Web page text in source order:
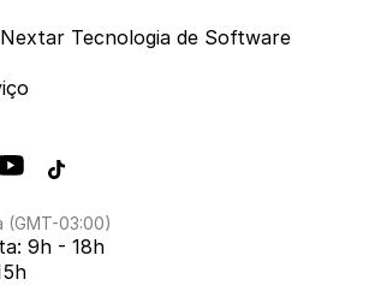
Tecnologia de Software
(GMT-03:00)
9h - 18h